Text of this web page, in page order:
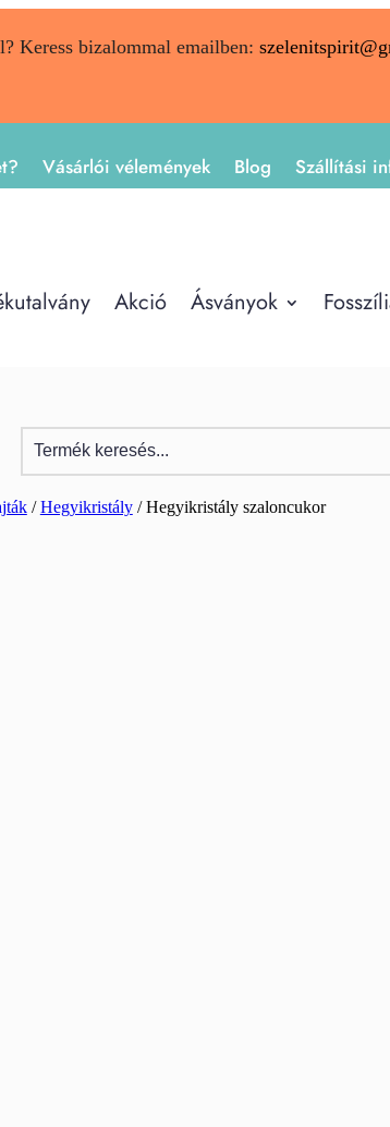
Keress bizalommal emailben:
Vásárlói vélemények Blog Szállítási
Akció Ásványok
/Hegyikristály/ Hegyikristály szaloncukor